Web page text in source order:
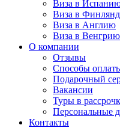
Виза в
Виза в
Виза в Англию
Виза в Венгрию
О компании
Отзывы
Способы
Подарочный
Вакансии
Туры в
Персональные
Контакты